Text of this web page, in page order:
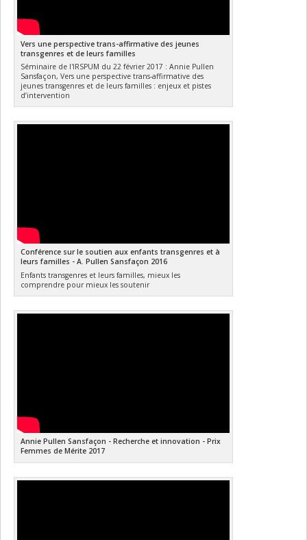
Vers une perspective trans-affirmative des jeunes
transgenres et de leurs familles
Séminaire de l'IRSPUM du 22 février 2017 : Annie Pullen
Sansfaçon, Vers une perspective trans-affirmative des
jeunes transgenres et de leurs familles : enjeux et pistes
d’intervention
Conférence sur le soutien aux enfants transgenres et à
leurs familles - A. Pullen Sansfaçon 2016
Enfants transgenres et leurs familles, mieux les
comprendre pour mieux les soutenir
Annie Pullen Sansfaçon - Recherche et innovation - Prix
Femmes de Mérite 2017